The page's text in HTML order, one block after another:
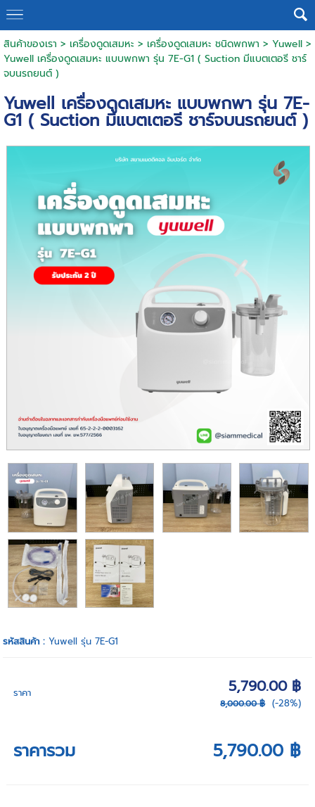
สินค้าของเรา > เครื่องดูดเสมหะ > เครื่องดูดเสมหะ ชนิดพกพา > Yuwell>
Yuwell เครื่องดูดเสมหะ แบบพกพา รุ่น 7E-G1 ( Suction มีแบตเตอรี ชาร์
จบนรถยนต์ )
Yuwell เครื่องดูดเสมหะ แบบพกพา รุ่น 7E-
G1 ( Suction มีแบตเตอรี ชาร์จบนรถยนต์ )
รหัสสินค้า :Yuwell รุ่น 7E-G1
ราคา 5,790.00 ฿
8,000.00 ฿ (-28%)
ราคารวม 5,790.00 ฿